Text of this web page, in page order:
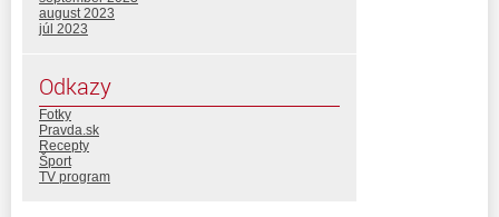
august 2023
júl 2023
Odkazy
Fotky
Pravda.sk
Recepty
Šport
TV program